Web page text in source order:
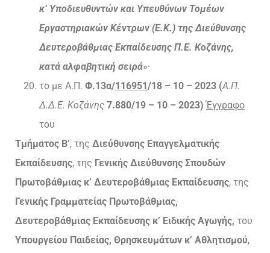
κ’ Υποδιευθυντών και Υπευθύνων Τομέων
Εργαστηριακών Κέντρων (Ε.Κ.) της Διεύθυνσης
Δευτεροβάθμιας Εκπαίδευσης Π.Ε. Κοζάνης,
κατά αλφαβητική σειρά»·
το με Α.Π. Φ.13α/116951/18 – 10 – 2023 (Α.Π.
Δ.Δ.Ε. Κοζάνης 7.880/19 – 10 – 2023)Έγγραφο
του
Τμήματος Β’, της Διεύθυνσης Επαγγελματικής
Εκπαίδευσης, της Γενικής Διεύθυνσης Σπουδών
Πρωτοβάθμιας κ’ Δευτεροβάθμιας Εκπαίδευσης, της
Γενικής Γραμματείας Πρωτοβάθμιας,
Δευτεροβάθμιας Εκπαίδευσης κ’ Ειδικής Αγωγής, του
Υπουργείου Παιδείας, Θρησκευμάτων κ’ Αθλητισμού,